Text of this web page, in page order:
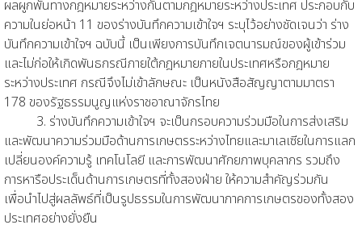
ผลผูกพันทางกฎหมายระหว่างกันตามกฎหมายระหว่างประเทศ ประกอบกับ
ความในย่อหน้า 11 ของร่างบันทึกความเข้าใจฯ ระบุไว้อย่างชัดเจนว่า ร่าง
บันทึกความเข้าใจฯ ฉบับนี้ เป็นเพียงการบันทึกเจตนารมณ์ของผู้เข้าร่วม
และไม่ก่อให้เกิดพันธกรณีภายใต้กฎหมายภายในประเทศหรือกฎหมาย
ระหว่างประเทศ กรณีจึงไม่เข้าลักษณะ เป็นหนังสือสัญญาตามมาตรา
178 ของรัฐธรรมนูญแห่งราชอาณาจักรไทย
3. ร่างบันทึกความเข้าใจฯ จะเป็นกรอบความร่วมมือในการส่งเสริม
และพัฒนาความร่วมมือด้านการเกษตรระหว่างไทยและมาเลเซียในการแลก
เปลี่ยนองค์ความรู้ เทคโนโลยี และการพัฒนาศักยภาพบุคลากร รวมถึง
การหารือประเด็นด้านการเกษตรที่ทั้งสองฝ่าย ให้ความสำคัญร่วมกัน
เพื่อนําไปสู่ผลลัพธ์ที่เป็นรูปธรรมในการพัฒนาภาคการเกษตรของทั้งสอง
ประเทศอย่างยั่งยืน